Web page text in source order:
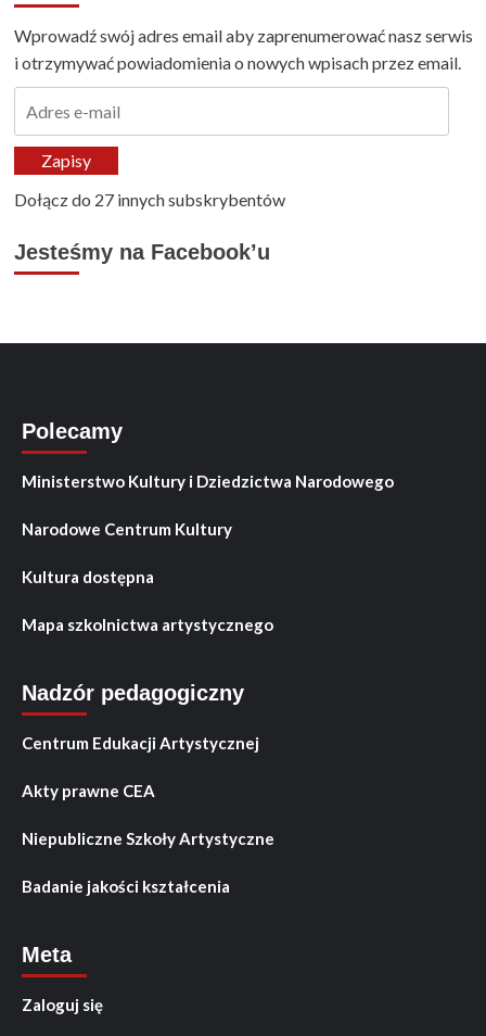
Wprowadź swój adres email aby zaprenumerować nasz serwis
i otrzymywać powiadomienia o nowych wpisach przez email.
mailZapisy
Dołącz do 27 innych subskrybentów
Jesteśmy na Facebook’u
Polecamy
Ministerstwo Kultury i Dziedzictwa Narodowego
Narodowe Centrum Kultury
Kultura dostępna
Mapa szkolnictwa artystycznego
Nadzór pedagogiczny
Centrum Edukacji Artystycznej
Akty prawne CEA
Niepubliczne Szkoły Artystyczne
Badanie jakości kształcenia
Meta
Zaloguj się